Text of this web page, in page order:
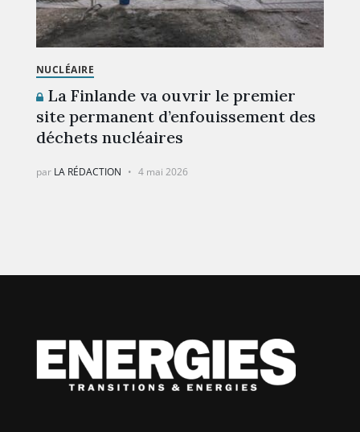
NUCLÉAIRE
La Finlande va ouvrir le premier
site permanent d’enfouissement des
déchets nucléaires
par LA RÉDACTION 4 mai 2026